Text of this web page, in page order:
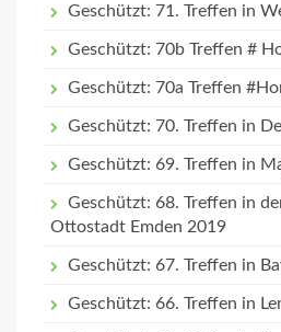
Geschützt: 71. Treffen in
Geschützt: 70b Treffen #
Geschützt: 70a Treffen
Geschützt: 70. Treffen in
Geschützt: 69. Treffen in
Geschützt: 68. Treffen in
Ottostadt Emden 2019
Geschützt: 67. Treffen in
Geschützt: 66. Treffen in